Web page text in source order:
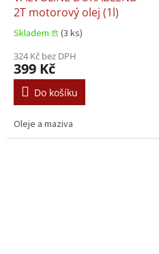
2T motorový olej (1l)
Skladem 𖠿 (3 ks)
324 Kč bez DPH
399 Kč
Do košíku
Oleje a maziva